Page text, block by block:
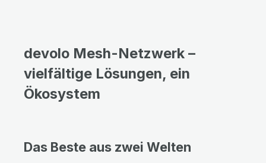
devolo Mesh-Netzwerk –
vielfältige Lösungen, ein
Ökosystem
Das Beste aus zwei Welten